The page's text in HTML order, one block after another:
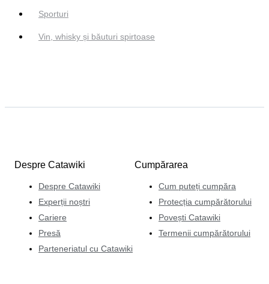
Sporturi
Vin, whisky și băuturi spirtoase
Despre Catawiki
Despre Catawiki
Experții noștri
Cariere
Presă
Parteneriatul cu Catawiki
Cumpărarea
Cum puteți cumpăra
Protecția cumpărătorului
Povești Catawiki
Termenii cumpărătorului